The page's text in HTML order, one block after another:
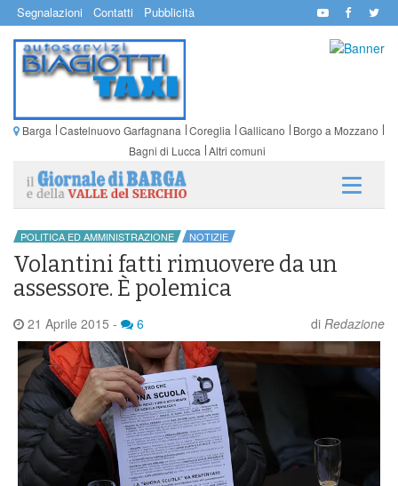
Segnalazioni Contatti Pubblicità
Barga Castelnuovo Garfagnana Coreglia Gallicano
Borgo a Mozzano
Bagni di Lucca Altri comuni
POLITICA ED AMMINISTRAZIONE NOTIZIE
Volantini fatti rimuovere da un
assessore. È polemica
21 Aprile 2015 - 6 di Redazione